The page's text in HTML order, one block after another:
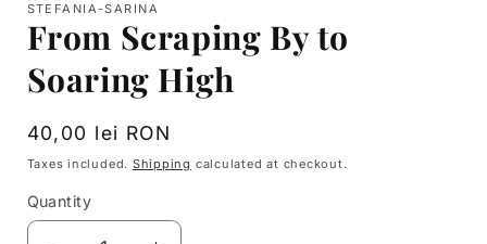
in
modal
STEFANIA-SARINA
From Scraping By to
Soaring High
Regular
price
40,00 lei RON
Taxes included. Shipping calculated at checkout.
Quantity